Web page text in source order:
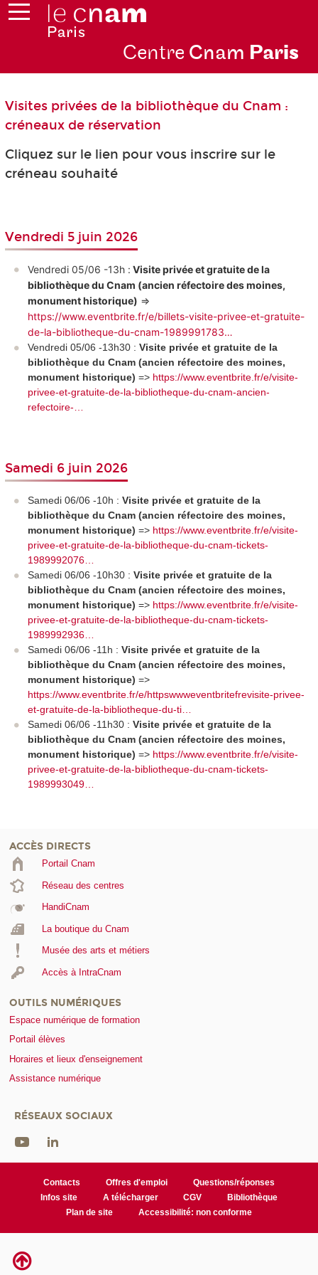
Centre Cnam Paris
Visites privées de la bibliothèque du Cnam :
créneaux de réservation
Cliquez sur le lien pour vous inscrire sur le
créneau souhaité
Vendredi 5 juin 2026
Vendredi 05/06 -13h : Visite privée et gratuite de la
bibliothèque du Cnam (ancien réfectoire des moines,
monument historique)
https://www.eventbrite.fr/e/billets-visite-privee-et-gratuite-
de-la-bibliotheque-du-cnam-1989991783…
Vendredi 05/06 -13h30 : Visite privée et gratuite de la
bibliothèque du Cnam (ancien réfectoire des moines,
monument historique) => https://www.eventbrite.fr/e/visite-
privee-et-gratuite-de-la-bibliotheque-du-cnam-ancien-
refectoire-…
Samedi 6 juin 2026
Samedi 06/06 -10h : Visite privée et gratuite de la
bibliothèque du Cnam (ancien réfectoire des moines,
monument historique) => https://www.eventbrite.fr/e/visite-
privee-et-gratuite-de-la-bibliotheque-du-cnam-tickets-
1989992076…
Samedi 06/06 -10h30 : Visite privée et gratuite de la
bibliothèque du Cnam (ancien réfectoire des moines,
monument historique) => https://www.eventbrite.fr/e/visite-
privee-et-gratuite-de-la-bibliotheque-du-cnam-tickets-
1989992936…
Samedi 06/06 -11h : Visite privée et gratuite de la
bibliothèque du Cnam (ancien réfectoire des moines,
monument historique) =>
https://www.eventbrite.fr/e/httpswwweventbritefrevisite-privee-
et-gratuite-de-la-bibliotheque-du-ti…
Samedi 06/06 -11h30 : Visite privée et gratuite de la
bibliothèque du Cnam (ancien réfectoire des moines,
monument historique) => https://www.eventbrite.fr/e/visite-
privee-et-gratuite-de-la-bibliotheque-du-cnam-tickets-
1989993049…
ACCÈS DIRECTS
Portail Cnam
Réseau des centres
HandiCnam
La boutique du Cnam
Musée des arts et métiers
Accès à IntraCnam
OUTILS NUMÉRIQUES
Espace numérique de formation
Portail élèves
Horaires et lieux d'enseignement
Assistance numérique
RÉSEAUX SOCIAUX
Contacts Offres d'emploi
Questions/réponses
Infos site
A télécharger CGV
Bibliothèque
Plan de site
Accessibilité: non conforme